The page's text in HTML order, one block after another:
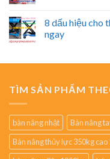
8 dấu hiệu cho
ngay
TÌM SẢN PHẨM
bàn nâng nhật
Bàn nâng
Bàn nâng thủy lực 350kg cao